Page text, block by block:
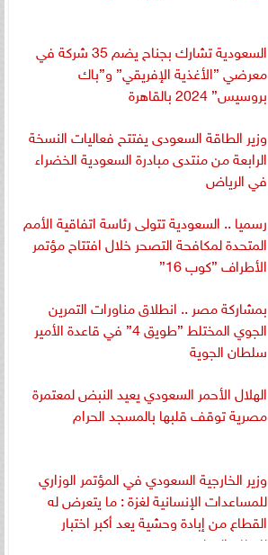
السعودية تشارك بجناح يضم 35 شركة في
معرضي ”الأغذية الإفريقي” و”باك
بروسيس” 2024 بالقاهرة
وزير الطاقة السعودى يفتتح فعاليات النسخة
الرابعة من منتدى مبادرة السعودية الخضراء
في الرياض
رسميا .. السعودية تتولى رئاسة اتفاقية الأمم
المتحدة لمكافحة التصحر خلال افتتاح مؤتمر
الأطراف ”كوب 16”
بمشاركة مصر .. انطلاق مناورات التمرين
الجوي المختلط ”طويق 4” في قاعدة الأمير
سلطان الجوية
الهلال الأحمر السعودي يعيد النبض لمعتمرة
مصرية توقف قلبها بالمسجد الحرام
وزير الخارجية السعودي في المؤتمر الوزاري
للمساعدات الإنسانية لغزة : ما يتعرض له
القطاع من إبادة وحشية يعد أكبر اختبار
للنظام الدولي